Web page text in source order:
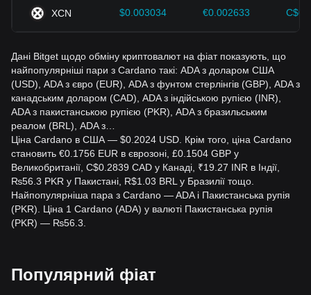
XCN $0.003034 €0.002633
Дані Bitget щодо обміну криптовалют на фіат показують, що
найпопулярніші пари з Cardano такі: ADA з доларом США
(USD), ADA з євро (EUR), ADA з фунтом стерлінгів (GBP), ADA з
канадським доларом (CAD), ADA з індійською рупією (INR),
ADA з пакистанською рупією (PKR), ADA з бразильським
реалом (BRL), ADA з…
Ціна Cardano в США — $0.2024 USD. Крім того, ціна Cardano
становить €0.1756 EUR в єврозоні, £0.1504 GBP у
Великобританії, C$0.2839 CAD у Канаді, ₹19.27 INR в Індії,
₨56.3 PKR у Пакистані, R$1.03 BRL у Бразилії тощо.
Найпопулярніша пара з Cardano — ADA і Пакистанська рупія
(PKR). Ціна 1 Cardano (ADA) у валюті Пакистанська рупія
(PKR) — ₨56.3.
Популярний фіат